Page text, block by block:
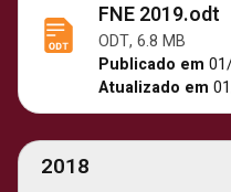
FNE 2019.odt
ODT, 6.8 MB
Publicado em
Atualizado em
2018